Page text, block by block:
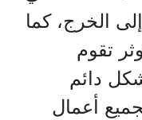
الخرج، كما
تقوم
دائم
أعمال